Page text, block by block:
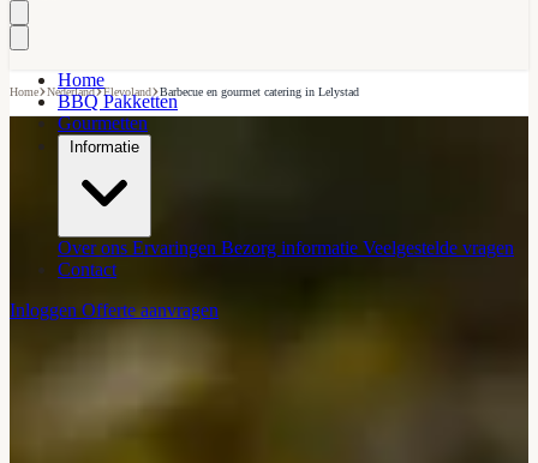
Home
BBQ Pakketten
Gourmetten
Informatie
Over ons Ervaringen Bezorg informatie Veelgestelde vragen
Contact
Inloggen Offerte aanvragen
Home›Nederland›Flevoland›Barbecue en gourmet catering in Lelystad